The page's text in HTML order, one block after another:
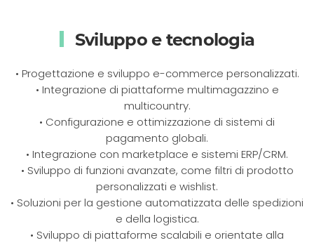
Sviluppo e tecnologia
• Progettazione e sviluppo e-commerce personalizzati.
• Integrazione di piattaforme multimagazzino e
multicountry.
• Configurazione e ottimizzazione di sistemi di
pagamento globali.
• Integrazione con marketplace e sistemi ERP/CRM.
• Sviluppo di funzioni avanzate, come filtri di prodotto
personalizzati e wishlist.
• Soluzioni per la gestione automatizzata delle spedizioni
e della logistica.
• Sviluppo di piattaforme scalabili e orientate alla